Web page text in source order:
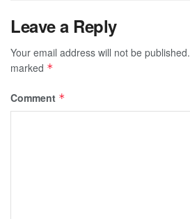
Leave a Reply
Your email address will not be published.
marked *
Comment *